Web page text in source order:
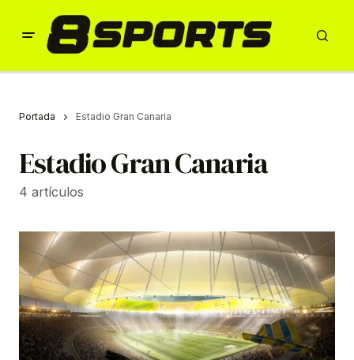
Portada Estadio Gran Canaria
Estadio Gran Canaria
4 artículos